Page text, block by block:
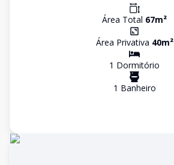
Área Total 67m²
Área Privativa 40m²
1 Dormitório
1 Banheiro